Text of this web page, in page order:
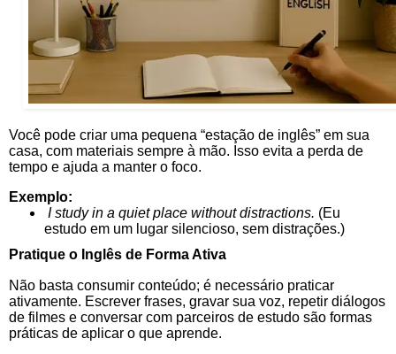
Você pode criar uma pequena “estação de inglês” em sua
casa, com materiais sempre à mão. Isso evita a perda de
tempo e ajuda a manter o foco.
Exemplo:
I study in a quiet place without distractions. (Eu
estudo em um lugar silencioso, sem distrações.)
Pratique o Inglês de Forma Ativa
Não basta consumir conteúdo; é necessário praticar
ativamente. Escrever frases, gravar sua voz, repetir diálogos
de filmes e conversar com parceiros de estudo são formas
práticas de aplicar o que aprende.